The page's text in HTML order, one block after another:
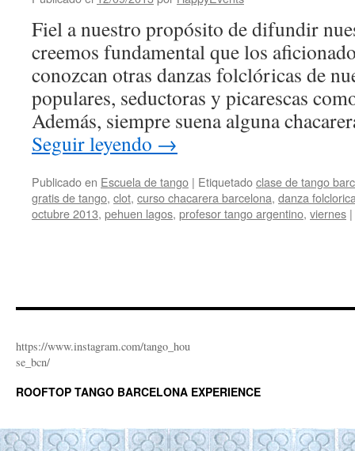
Fiel a nuestro propósito de difundir
creemos fundamental que los
conozcan otras danzas folclóricas de
populares, seductoras y picarescas
Además, siempre suena alguna
Seguir leyendo →
Publicado en Escuela de tango | Etiquetadoclase de tango
gratis de tango, clot, curso chacarera barcelona, danza
octubre 2013, pehuen lagos, profesor tango argentino, viernes |
https://www.instagram.com/tango_hou
se_bcn/
ROOFTOP TANGO BARCELONA EXPERIENCE